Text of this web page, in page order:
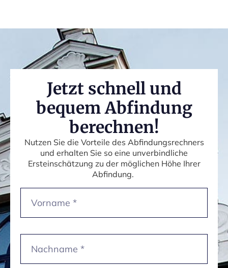
Jetzt schnell und
bequem Abfindung
berechnen!
Nutzen Sie die Vorteile des Abfindungsrechners
und erhalten Sie so eine unverbindliche
Ersteinschätzung zu der möglichen Höhe Ihrer
Abfindung.